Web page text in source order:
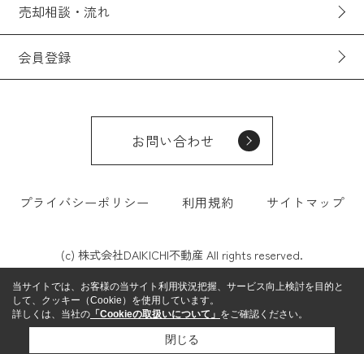
売却相談・流れ
会員登録
お問い合わせ
プライバシーポリシー 利用規約 サイトマップ
(c) 株式会社DAIKICHI不動産 All rights reserved.
当サイトでは、お客様の当サイト利用状況把握、サービス向上検討を目的と
して、クッキー（Cookie）を使用しています。
詳しくは、当社の 「Cookieの取扱いについて」 をご確認ください。
閉じる